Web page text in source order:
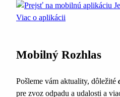
Viac o aplikácii
Mobilný Rozhlas
Pošleme vám aktuality, dôležité
pre zvoz odpadu a udalosti a